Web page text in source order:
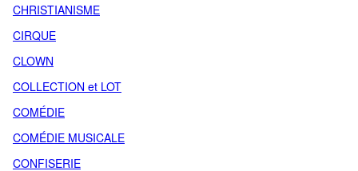
CHRISTIANISME
CIRQUE
CLOWN
COLLECTION et LOT
COMÉDIE
COMÉDIE MUSICALE
CONFISERIE